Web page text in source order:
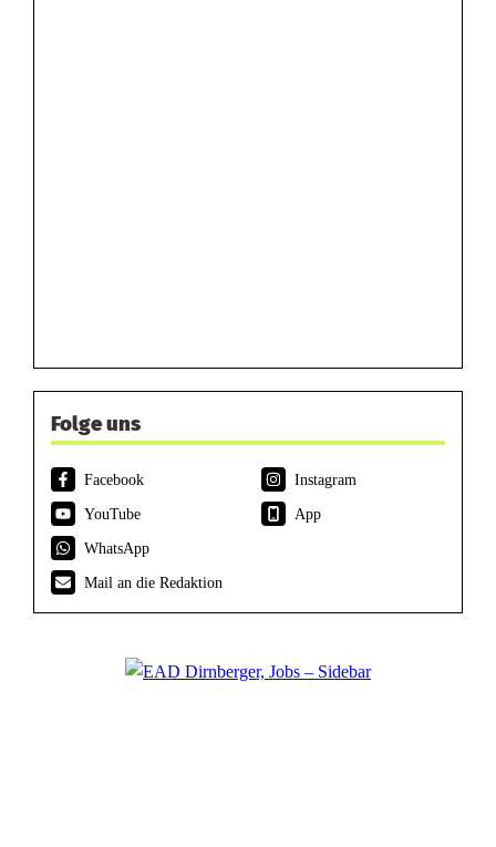
Folge uns
Facebook
Instagram
YouTube
App
WhatsApp
Mail an die Redaktion